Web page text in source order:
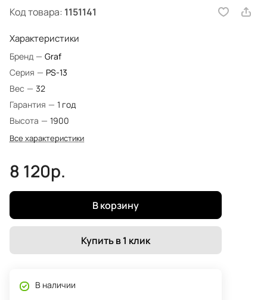
Код товара: 1151141
Характеристики
Бренд — Graf
Серия — PS-13
Вес — 32
Гарантия — 1 год
Высота — 1900
Все характеристики
8 120р.
В корзину
Купить в 1 клик
В наличии